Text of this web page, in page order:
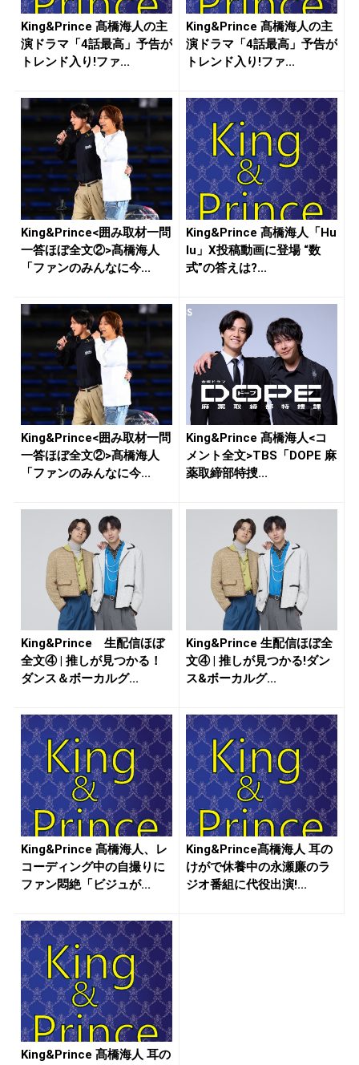
King&Prince 髙橋海人の主
演ドラマ「4話最高」予告が
トレンド入り!ファ...
King&Prince 髙橋海人の主
演ドラマ「4話最高」予告が
トレンド入り!ファ...
King&Prince<囲み取材一問
一答ほぼ全文②>髙橋海人
「ファンのみんなに今...
King&Prince 髙橋海人「Hu
lu」X投稿動画に登場 “数
式”の答えは?...
King&Prince<囲み取材一問
一答ほぼ全文②>髙橋海人
「ファンのみんなに今...
King&Prince 髙橋海人<コ
メント全文>TBS「DOPE 麻
薬取締部特捜...
King&Prince 生配信ほぼ
全文④ | 推しが見つかる！
ダンス＆ボーカルグ...
King&Prince 生配信ほぼ全
文④ | 推しが見つかる!ダン
ス&ボーカルグ...
King&Prince 髙橋海人、レ
コーディング中の自撮りに
ファン悶絶「ビジュが...
King&Prince髙橋海人 耳の
けがで休養中の永瀬廉のラ
ジオ番組に代役出演!...
King&Prince 髙橋海人 耳の